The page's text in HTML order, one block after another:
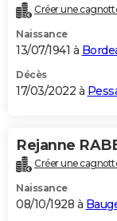
Créer une
Naissance
13/07/1941 à
Décès
17/03/2022 à
Rejanne
Créer une
Naissance
08/10/1928 à